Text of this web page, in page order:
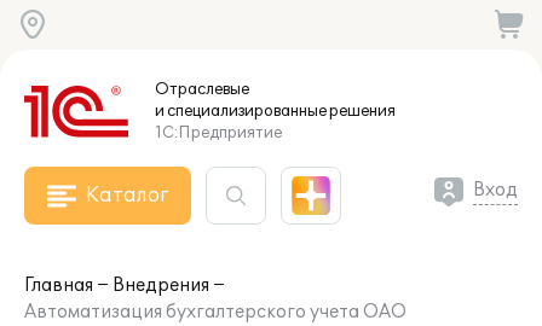
Отраслевые
и специализированныерешения
1С:Предприятие
Каталог Вход
Главная
Внедрения
Автоматизация бухгалтерского учета ОАО